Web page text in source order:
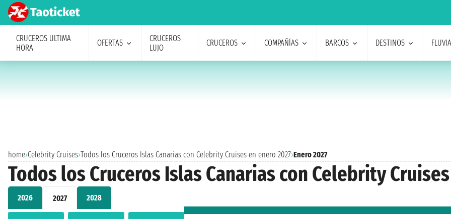
CRUCEROS ULTIMA
HORA
OFERTAS
CRUCEROS
LUJO
CRUCEROS COMPAÑÍAS BARCOS DESTINOS
home›Celebrity Cruises›Todos los Cruceros Islas Canarias con Celebrity Cruises en enero 2027›Enero 2027
Todos los Cruceros Islas Canarias con Celebrity
2026 2027 2028